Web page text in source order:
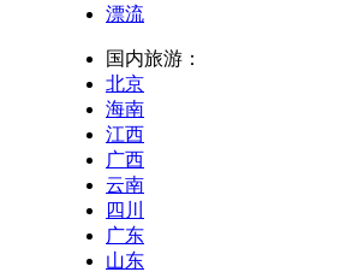
漂流
国内旅游：
北京
海南
江西
广西
云南
四川
广东
山东